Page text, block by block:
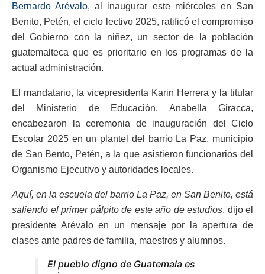
Bernardo Arévalo, al inaugurar este miércoles en San
Benito, Petén, el ciclo lectivo 2025, ratificó el compromiso
del Gobierno con la niñez, un sector de la población
guatemalteca que es prioritario en los programas de la
actual administración.
El mandatario, la vicepresidenta Karin Herrera y la titular
del Ministerio de Educación, Anabella Giracca,
encabezaron la ceremonia de inauguración del Ciclo
Escolar 2025 en un plantel del barrio La Paz, municipio
de San Bento, Petén, a la que asistieron funcionarios del
Organismo Ejecutivo y autoridades locales.
Aquí, en la escuela del barrio La Paz, en San Benito, está
saliendo el primer pálpito de este año de estudios, dijo el
presidente Arévalo en un mensaje por la apertura de
clases ante padres de familia, maestros y alumnos.
El pueblo digno de Guatemala es